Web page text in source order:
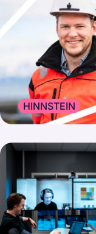
HINNSTEIN